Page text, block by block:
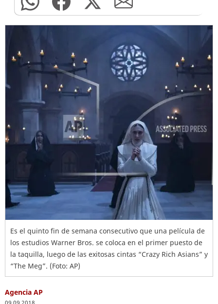
Es el quinto fin de semana consecutivo que una película de
los estudios Warner Bros. se coloca en el primer puesto de
la taquilla, luego de las exitosas cintas “Crazy Rich Asians” y
“The Meg”. (Foto: AP)
Agencia AP